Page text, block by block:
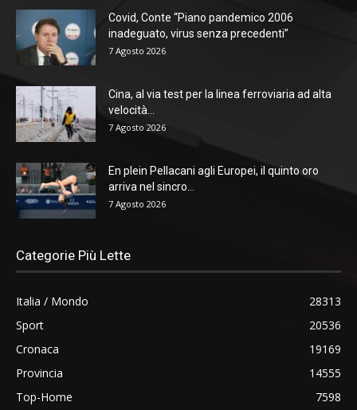
Covid, Conte “Piano pandemico 2006
inadeguato, virus senza precedenti”
7 Agosto 2026
Cina, al via test per la linea ferroviaria ad alta
velocità...
7 Agosto 2026
En plein Pellacani agli Europei, il quinto oro
arriva nel sincro...
7 Agosto 2026
Categorie Più Lette
Italia / Mondo
28313
Sport
20536
Cronaca
19169
Provincia
14555
Top-Home
7598